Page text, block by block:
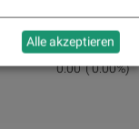
( 0.00%)
0.00
Alle akzeptieren